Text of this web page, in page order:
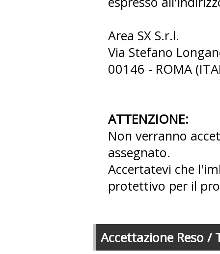
Area SX S.r.l.
Via Stefano
00146 - ROMA
ATTENZIONE:
Non verranno
assegnato.
Accertatevi che
protettivo per il
Accettazione Reso /